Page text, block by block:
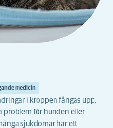
medicin
i kroppen fångas upp,
problem för hunden eller
sjukdomar har ett